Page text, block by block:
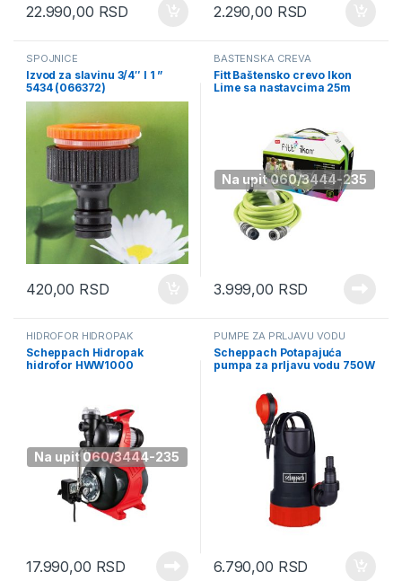
22.990,00 RSD 2.290,00 RSD
SPOJNICE
Izvod za slavinu 3/4″ I 1 ”
5434 (066372)
420,00 RSD
Na upit 060/3444-235
BAŠTENSKA CREVA
Fitt Baštensko crevo Ikon
Lime sa nastavcima 25m
3.999,00 RSD
Na upit 060/3444-235
HIDROFOR HIDROPAK
Scheppach Hidropak
hidrofor HWW1000
17.990,00 RSD
PUMPE ZA PRLJAVU VODU
Scheppach Potapajuća
pumpa za prljavu vodu 750W
6.790,00 RSD